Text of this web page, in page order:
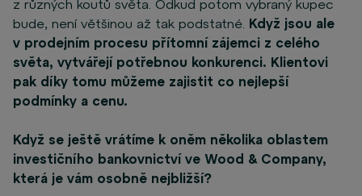
z různých koutů světa. Odkud potom vybraný kupec
bude, není většinou až tak podstatné.
Když jsou ale
v prodejním procesu přítomní zájemci z celého
světa, vytvářejí potřebnou konkurenci. Klientovi
pak díky tomu můžeme zajistit co nejlepší
podmínky a cenu.
Když se ještě vrátíme k oněm několika oblastem
investičního bankovnictví ve Wood & Company,
která je vám osobně nejbližší?